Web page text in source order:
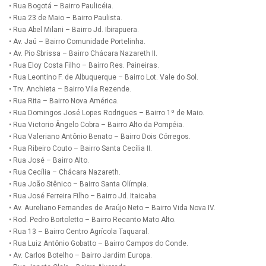
• Rua Bogotá – Bairro Paulicéia.
• Rua 23 de Maio – Bairro Paulista.
• Rua Abel Milani – Bairro Jd. Ibirapuera.
• Av. Jaú – Bairro Comunidade Portelinha.
• Av. Pio Sbrissa – Bairro Chácara Nazareth II.
• Rua Eloy Costa Filho – Bairro Res. Paineiras.
• Rua Leontino F. de Albuquerque – Bairro Lot. Vale do Sol.
• Trv. Anchieta – Bairro Vila Rezende.
• Rua Rita – Bairro Nova América.
• Rua Domingos José Lopes Rodrigues – Bairro 1º de Maio.
• Rua Victorio Ângelo Cobra – Bairro Alto da Pompéia.
• Rua Valeriano Antônio Benato – Bairro Dois Córregos.
• Rua Ribeiro Couto – Bairro Santa Cecília II.
• Rua José – Bairro Alto.
• Rua Cecília – Chácara Nazareth.
• Rua João Stênico – Bairro Santa Olímpia.
• Rua José Ferreira Filho – Bairro Jd. Itaicaba.
• Av. Aureliano Fernandes de Araújo Neto – Bairro Vida Nova IV.
• Rod. Pedro Bortoletto – Bairro Recanto Mato Alto.
• Rua 13 – Bairro Centro Agrícola Taquaral.
• Rua Luiz Antônio Gobatto – Bairro Campos do Conde.
• Av. Carlos Botelho – Bairro Jardim Europa.